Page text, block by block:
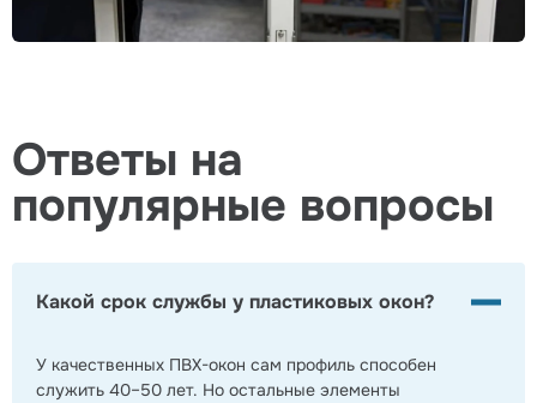
Ответы на
популярные вопросы
Какой срок службы у пластиковых окон?
У качественных ПВХ-окон сам профиль способен
служить 40–50 лет. Но остальные элементы